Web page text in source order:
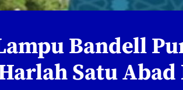
Bandell
Satu Abad